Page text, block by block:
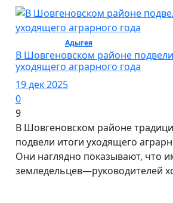
Адыгея/ Общество
В Шовгеновском районе
уходящего аграрного года
19 дек 2025
0
9
В Шовгеновском районе
подвели итоги уходящего
Они наглядно показывают, что
земледельцев—руководителей